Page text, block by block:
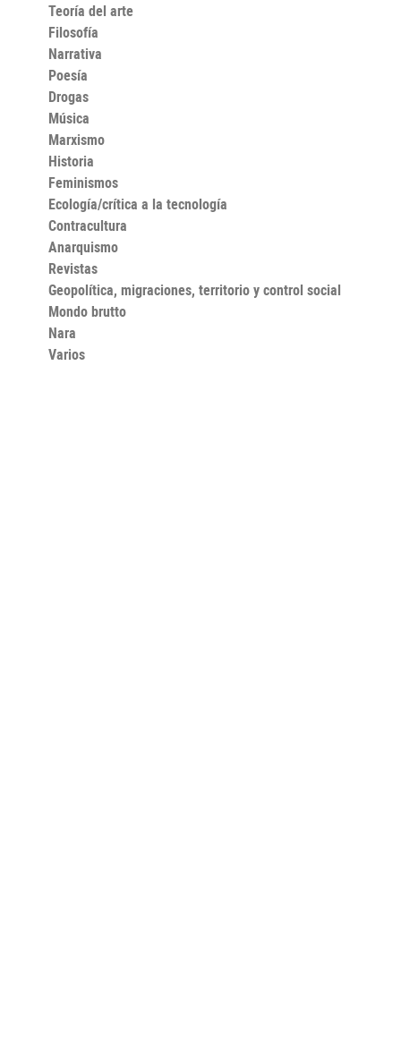
Teoría del arte
Filosofía
Narrativa
Poesía
Drogas
Música
Marxismo
Historia
Feminismos
Ecología/crítica a la tecnología
Contracultura
Anarquismo
Revistas
Geopolítica, migraciones, territorio y control social
Mondo brutto
Nara
Varios